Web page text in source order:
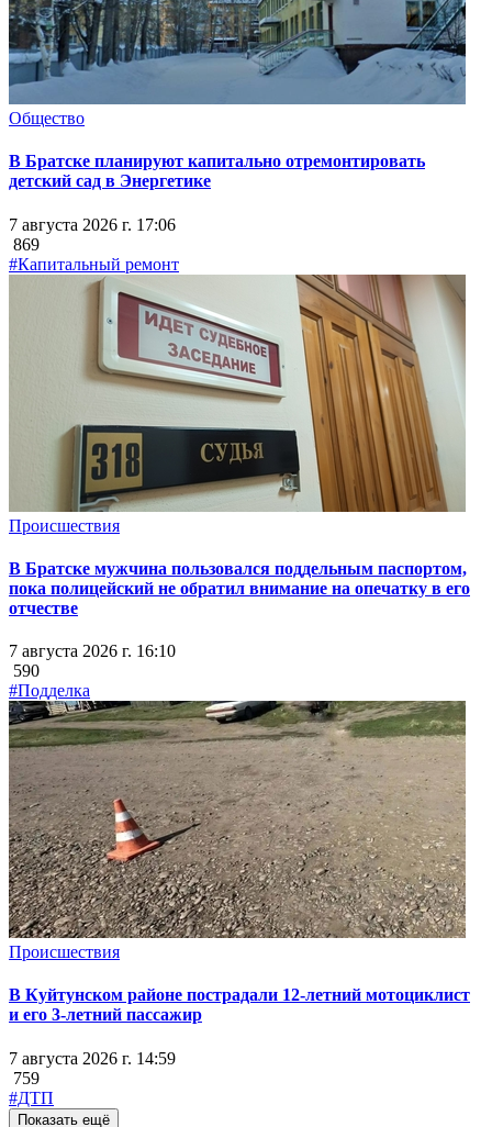
Общество
В Братске планируют капитально отремонтировать
детский сад в Энергетике
7 августа 2026 г. 17:06
869
#Капитальный ремонт
Происшествия
В Братске мужчина пользовался поддельным паспортом,
пока полицейский не обратил внимание на опечатку в его
отчестве
7 августа 2026 г. 16:10
590
#Подделка
Происшествия
В Куйтунском районе пострадали 12-летний мотоциклист
и его 3-летний пассажир
7 августа 2026 г. 14:59
759
#ДТП
Показать ещё